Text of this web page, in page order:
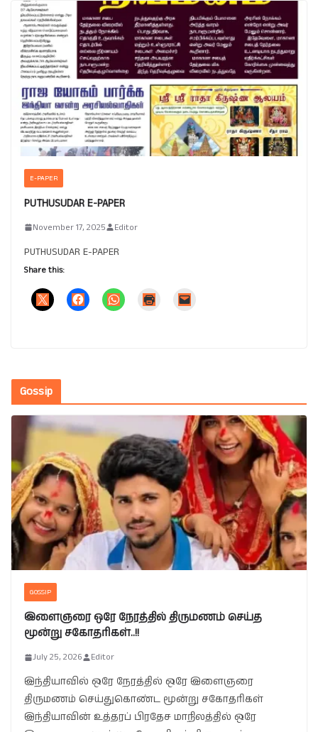
E-PAPER
PUTHUSUDAR E-PAPER
November 17, 2025 Editor
PUTHUSUDAR E-PAPER
Share this:
Gossip
GOSSIP
இளைஞரை ஒரே நேரத்தில் திருமணம் செய்த
மூன்று சகோதரிகள்..!!
July 25, 2026 Editor
இந்தியாவில் ஒரே நேரத்தில் ஒரே இளைஞரை
திருமணம் செய்துகொண்ட மூன்று சகோதரிகள்
இந்தியாவின் உத்தரப் பிரதேச மாநிலத்தில் ஒரே